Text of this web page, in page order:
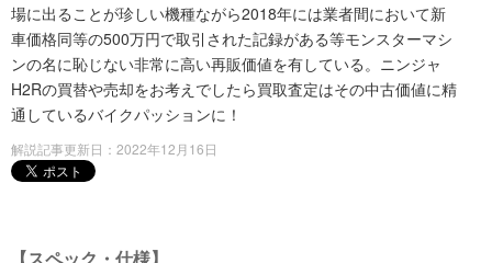
場に出ることが珍しい機種ながら2018年には業者間において新
車価格同等の500万円で取引された記録がある等モンスターマシ
ンの名に恥じない非常に高い再販価値を有している。ニンジャ
H2Rの買替や売却をお考えでしたら買取査定はその中古価値に精
通しているバイクパッションに！
解説記事更新日：2022年12月16日
【スペック・仕様】